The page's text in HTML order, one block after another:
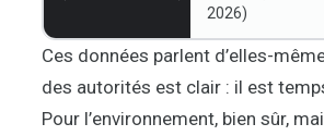
2026)
Ces données parlent d’elles-
des autorités est clair : il est
Pour l’environnement, bien sûr,